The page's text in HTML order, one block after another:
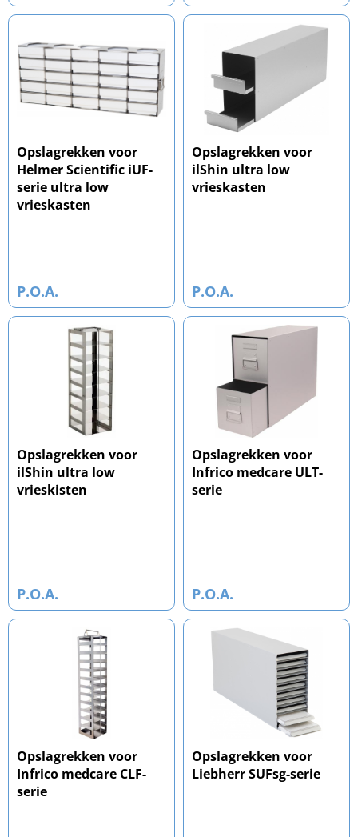
Opslagrekken voor
Helmer Scientific iUF-
serie ultra low
vrieskasten
P.O.A.
Opslagrekken voor
ilShin ultra low
vrieskasten
P.O.A.
Opslagrekken voor
ilShin ultra low
vrieskisten
P.O.A.
Opslagrekken voor
Infrico medcare ULT-
serie
P.O.A.
Opslagrekken voor
Infrico medcare CLF-
serie
Opslagrekken voor
Liebherr SUFsg-serie